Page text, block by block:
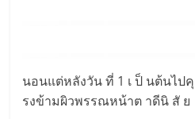
นอนแต่หลังวัน ที่ 1 เ ป็ นต้นไ
รงข้ามผิวพรรณหน้าต าดีนิ สั ย